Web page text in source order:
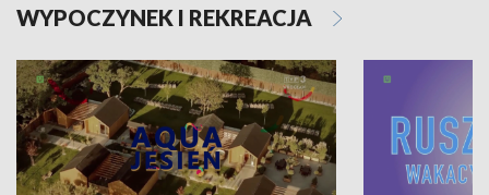
WYPOCZYNEK I REKREACJA